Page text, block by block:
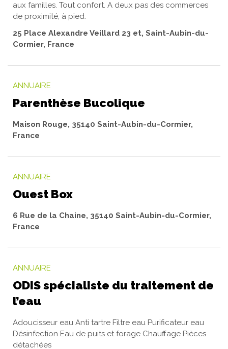
aux familles. Tout confort. A deux pas des commerces
de proximité, à pied.
25 Place Alexandre Veillard 23 et, Saint-Aubin-du-
Cormier, France
ANNUAIRE
Parenthèse Bucolique
Maison Rouge, 35140 Saint-Aubin-du-Cormier,
France
ANNUAIRE
Ouest Box
6 Rue de la Chaine, 35140 Saint-Aubin-du-Cormier,
France
ANNUAIRE
ODIS spécialiste du traitement de
l’eau
Adoucisseur eau Anti tartre Filtre eau Purificateur eau
Désinfection Eau de puits et forage Chauffage Pièces
détachées